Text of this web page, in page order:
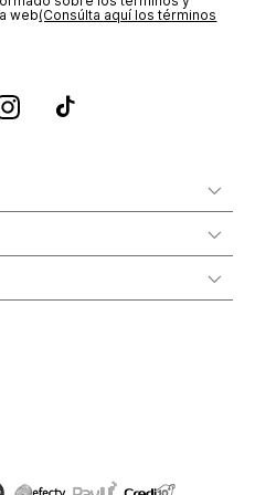
web‎(Consúlta aquí los términos